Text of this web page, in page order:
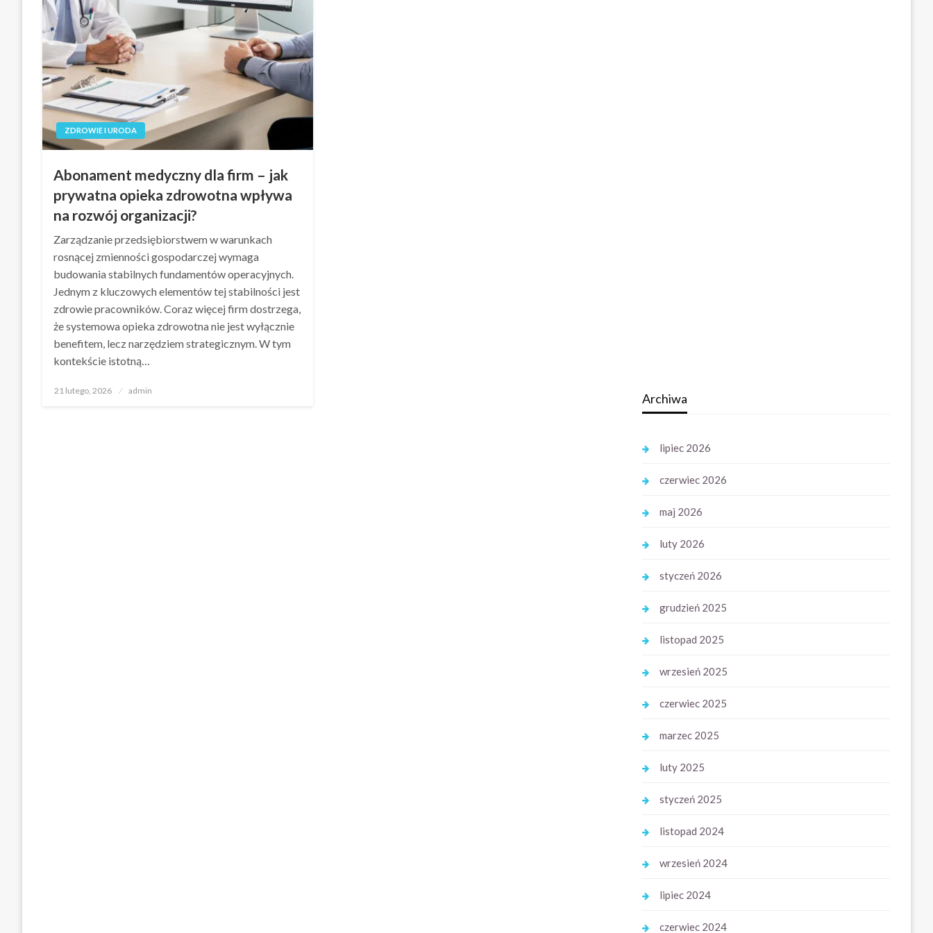
ZDROWIE I URODA
Abonament medyczny dla firm – jak
prywatna opieka zdrowotna wpływa
na rozwój organizacji?
Zarządzanie przedsiębiorstwem w warunkach
rosnącej zmienności gospodarczej wymaga
budowania stabilnych fundamentów operacyjnych.
Jednym z kluczowych elementów tej stabilności jest
zdrowie pracowników. Coraz więcej firm dostrzega,
że systemowa opieka zdrowotna nie jest wyłącznie
benefitem, lecz narzędziem strategicznym. W tym
kontekście istotną…
Opublikowane
21 lutego, 2026 admin
Archiwa
lipiec 2026
czerwiec 2026
maj 2026
luty 2026
styczeń 2026
grudzień 2025
listopad 2025
wrzesień 2025
czerwiec 2025
marzec 2025
luty 2025
styczeń 2025
listopad 2024
wrzesień 2024
lipiec 2024
czerwiec 2024